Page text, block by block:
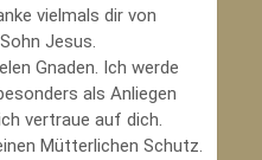
vielmals dir von
Jesus.
Gnaden. Ich werde
als Anliegen
vertraue auf dich.
Mütterlichen Schutz.